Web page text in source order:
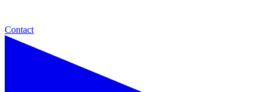
Contact